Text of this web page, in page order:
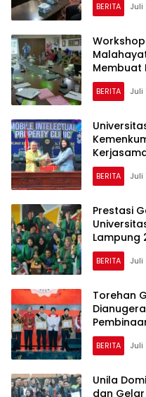
BERITA Juli
Membuat
BERITA Juli
Intelektual
BERITA Juli
Prestasi
Lampung
BERITA Juli
Torehan
Sarbini,
BERITA Juli
Unila
dan